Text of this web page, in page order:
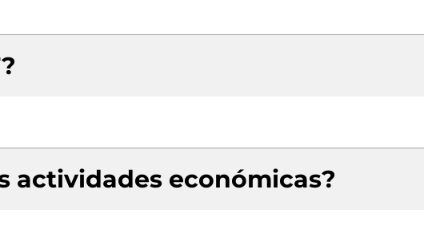
actividades económicas?